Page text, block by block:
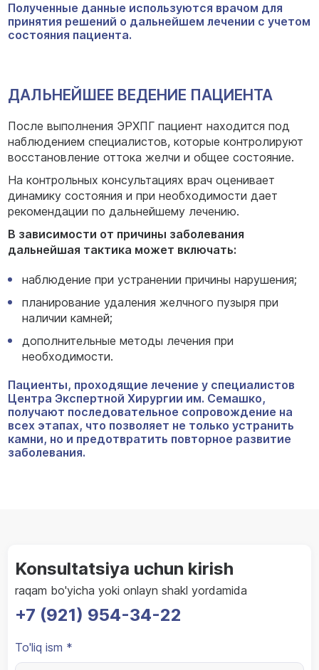
Полученные данные используются врачом для
принятия решений о дальнейшем лечении с учетом
состояния пациента.
ДАЛЬНЕЙШЕЕ ВЕДЕНИЕ ПАЦИЕНТА
После выполнения ЭРХПГ пациент находится под
наблюдением специалистов, которые контролируют
восстановление оттока желчи и общее состояние.
На контрольных консультациях врач оценивает
динамику состояния и при необходимости дает
рекомендации по дальнейшему лечению.
В зависимости от причины заболевания
дальнейшая тактика может включать:
наблюдение при устранении причины нарушения;
планирование удаления желчного пузыря при
наличии камней;
дополнительные методы лечения при
необходимости.
Пациенты, проходящие лечение у специалистов
Центра Экспертной Хирургии им. Семашко,
получают последовательное сопровождение на
всех этапах, что позволяет не только устранить
камни, но и предотвратить повторное развитие
заболевания.
Konsultatsiya uchun kirish
raqam bo'yicha yoki onlayn shakl yordamida
+7 (921) 954-34-22
To'liq ism *